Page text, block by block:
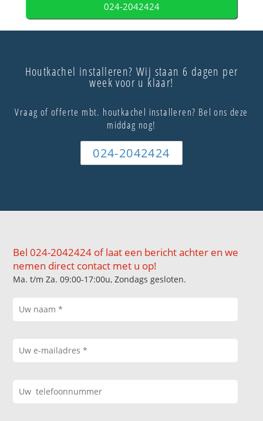
024-2042424
Houtkachel installeren? Wij staan 6 dagen per
week voor u klaar!
Vraag of offerte mbt. houtkachel installeren? Bel ons deze
middag nog!
024-2042424
Bel 024-2042424 of laat een bericht achter en we
nemen direct contact met u op!
Ma. t/m Za. 09:00-17:00u, Zondags gesloten.